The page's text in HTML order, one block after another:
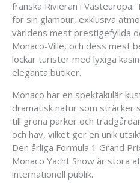
franska Rivieran i Västeuropa.
för sin glamour, exklusiva
världens mest prestigefyllda
Monaco-Ville, och dess mest
lockar turister med lyxiga
eleganta butiker.
Monaco har en spektakulär
dramatisk natur som sträcker
till gröna parker och
och hav, vilket ger en unik
Den årliga Formula 1 Grand
Monaco Yacht Show är stora
internationell publik.